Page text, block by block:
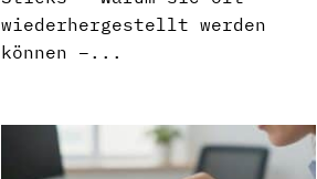
wiederhergestellt werden
können –...